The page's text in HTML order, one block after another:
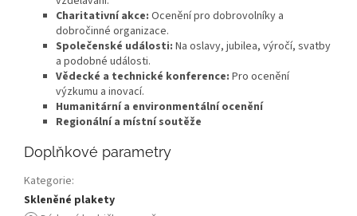
Charitativní akce: Ocenění pro dobrovolníky a
dobročinné organizace.
Společenské události: Na oslavy, jubilea, výročí, svatby
a podobné události.
Vědecké a technické konference: Pro ocenění
výzkumu a inovací.
Humanitární a environmentální ocenění
Regionální a místní soutěže
Doplňkové parametry
Kategorie:
Skleněné plakety